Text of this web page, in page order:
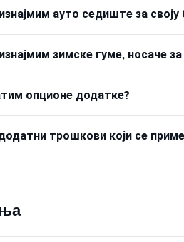
ауто седиште за
зимске гуме, носаче
опционе додатке?
трошкови који се